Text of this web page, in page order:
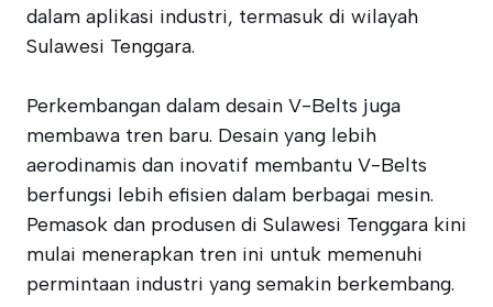
dalam aplikasi industri, termasuk di wilayah
Sulawesi Tenggara.
Perkembangan dalam desain V-Belts juga
membawa tren baru. Desain yang lebih
aerodinamis dan inovatif membantu V-Belts
berfungsi lebih efisien dalam berbagai mesin.
Pemasok dan produsen di Sulawesi Tenggara kini
mulai menerapkan tren ini untuk memenuhi
permintaan industri yang semakin berkembang.